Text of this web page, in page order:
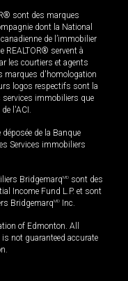
sont des marques
dont la National
de l’immobilier
REALTOR® servent à
les courtiers et agents
marques d'homologation
logos respectifs sont la
services immobiliers que
l'ACI.
de la Banque
Services immobiliers
BridgemarqMD sont des
Income Fund L.P. et sont
BridgemarqMD Inc.
of Edmonton. All
not guaranteed accurate